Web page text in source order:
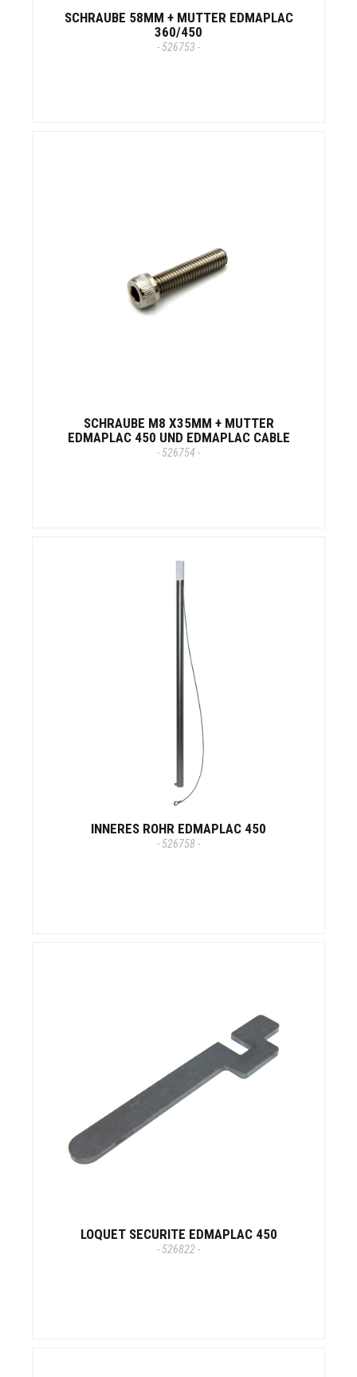
SCHRAUBE 58MM + MUTTER EDMAPLAC
360/450
- 526753 -
SCHRAUBE M8 X35MM + MUTTER
EDMAPLAC 450 UND EDMAPLAC CABLE
- 526754 -
INNERES ROHR EDMAPLAC 450
- 526758 -
LOQUET SECURITE EDMAPLAC 450
- 526822 -